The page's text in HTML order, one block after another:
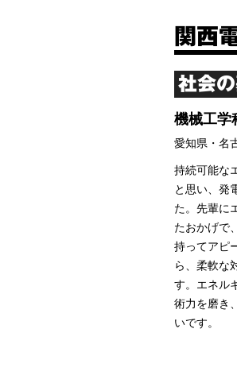
関西
社会
機械工学
愛知県・名
持続可能な
と思い、発
た。先輩に
たおかげで
持ってアピ
ら、柔軟な
す。エネル
術力を磨き
いです。